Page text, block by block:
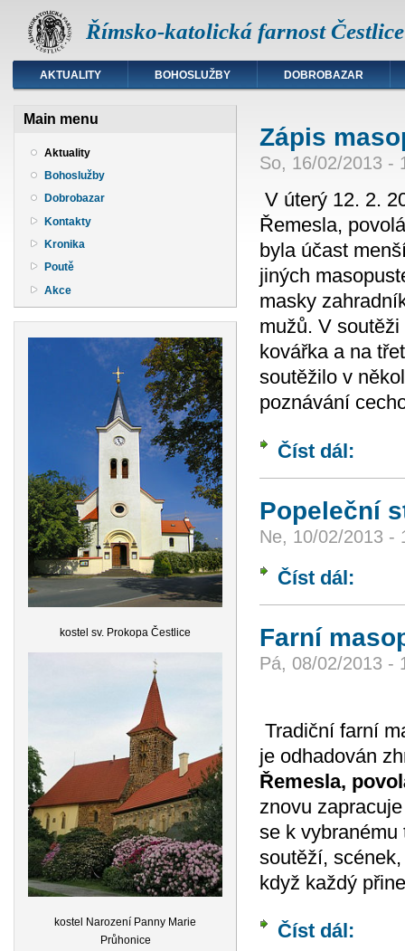
Římsko-katolická farnost Čestlice
AKTUALITY BOHOSLUŽBY DOBROBAZAR
Main menu
Aktuality
Bohoslužby
Dobrobazar
Kontakty
Kronika
Poutě
Akce
kostel sv. Prokopa Čestlice
kostel Narození Panny Marie
Průhonice
Zápis
So, 16/02/2013 -
V úterý 12. 2.
Řemesla,
byla účast
jiných
masky
mužů. V
kovářka a na
soutěžilo v
poznávání
Číst dál:
Popeleční
Ne, 10/02/2013 -
Číst dál:
Farní
Pá, 08/02/2013 -
Tradiční farní
je odhadován
Řemesla,
znovu
se k vybranému
soutěží,
když každý
Číst dál: